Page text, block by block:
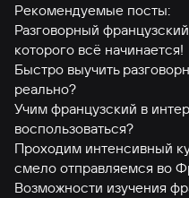
Рекомендуемые посты:
Разговорный
которого всё начинается!
Быстро выучить
реально?
Учим французский в
воспользоваться?
Проходим интенсивный
смело отправляемся во
Возможности изучения